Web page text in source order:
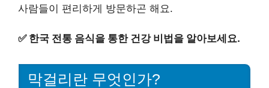
사람들이 편리하게 방문하곤 해요.
✅ 한국 전통 음식을 통한 건강 비법을 알아보세요.
막걸리란 무엇인가?